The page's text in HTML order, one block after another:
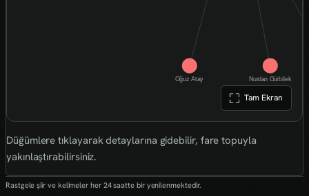
Tam Ekran
Düğümlere tıklayarak detaylarına gidebilir, fare topuyla
yakınlaştırabilirsiniz.
Rastgele şiir ve kelimeler her 24 saatte bir yenilenmektedir.